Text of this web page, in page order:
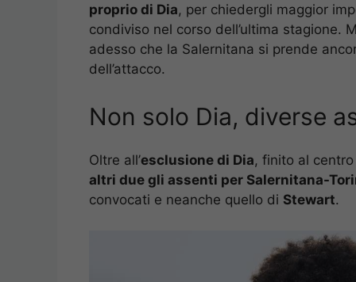
proprio di Dia, per chiedergli maggior
condiviso nel corso dell’ultima stagione.
adesso che la Salernitana si prende
dell’attacco.
Non solo Dia, diverse
Oltre all’esclusione di Dia, finito al
altri due gli assenti per Salernitana-
convocati e neanche quello di Stewart.